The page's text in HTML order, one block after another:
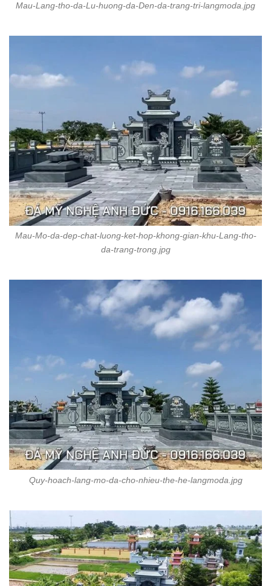
Mau-Lang-tho-da-Lu-huong-da-Den-da-trang-tri-langmoda.jpg
Mau-Mo-da-dep-chat-luong-ket-hop-khong-gian-khu-Lang-tho-
da-trang-trong.jpg
Quy-hoach-lang-mo-da-cho-nhieu-the-he-langmoda.jpg